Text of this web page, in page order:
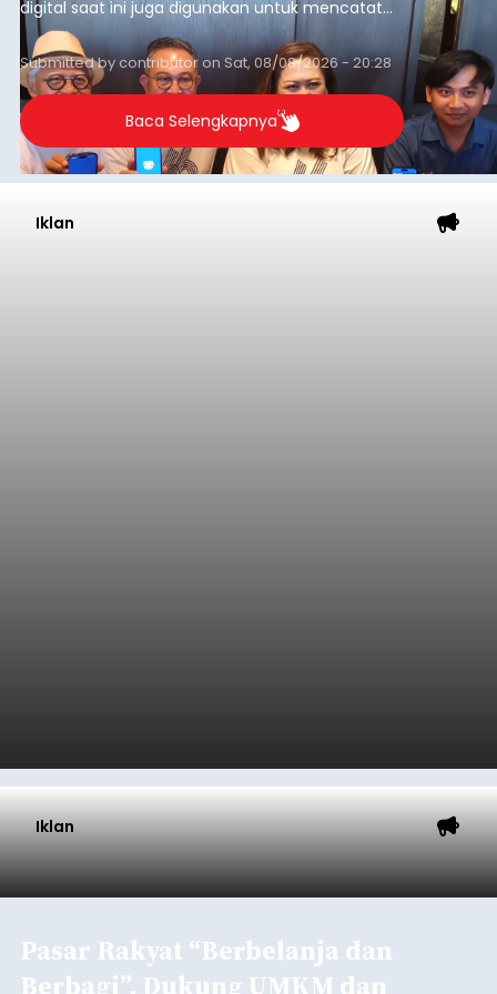
digital saat ini juga digunakan untuk mencatat
dan mengelola data base alumni dari suatu
sekolah, salah satunya adalah alumni SMA 1
Denpasar.
Submitted bycontributoron Sat, 08/08/2026 - 20:28
Baca Selengkapnya
Iklan
Iklan
Pasar Rakyat “Berbelanja dan
Berbagi”, Dukung UMKM dan